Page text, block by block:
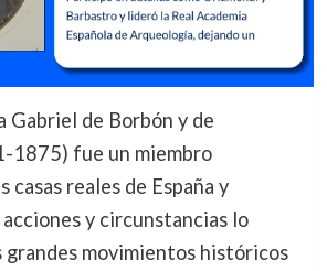
Gabriel de Borbón y de
1875) fue un miembro
casas reales de España y
y circunstancias lo
grandes movimientos históricos